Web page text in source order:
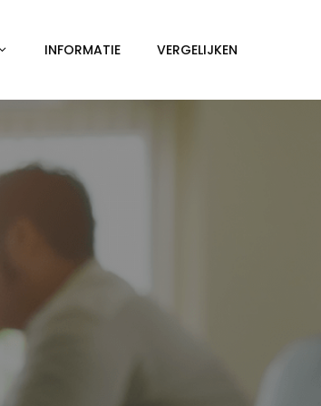
INFORMATIE VERGELIJKEN